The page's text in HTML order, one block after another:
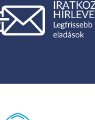
eladások